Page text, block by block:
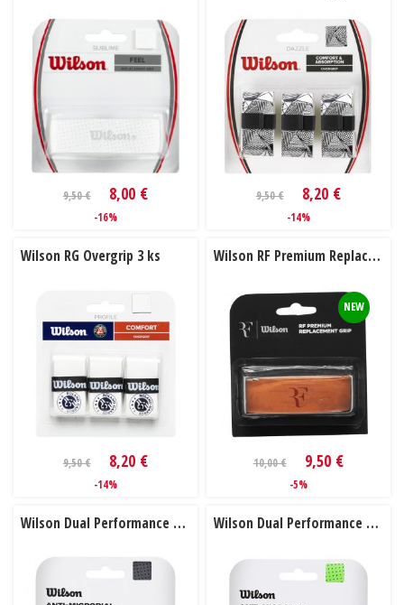
9,50 € 8,00 €
-16%
9,50 € 8,20 €
-14%
Wilson RG Overgrip 3 ks
9,50 € 8,20 €
-14%
Wilson RF Premium Replacement Grip
NEW
10,00 € 9,50 €
-5%
Wilson Dual Performance Grip black Wilson Dual Performance Grip green